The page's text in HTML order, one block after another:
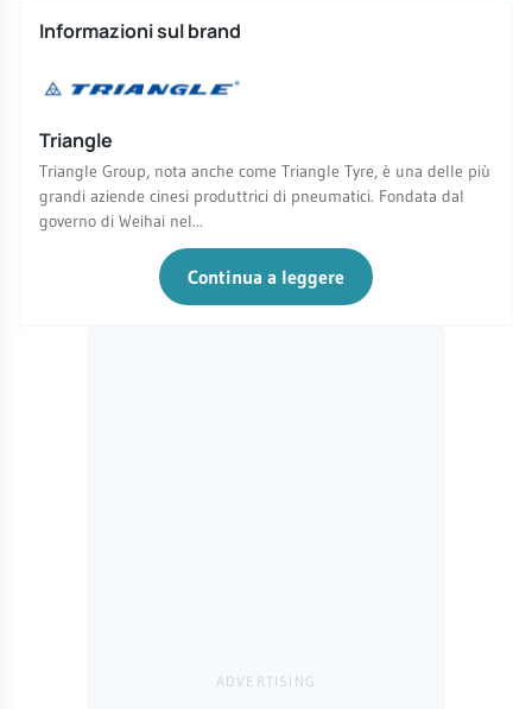
Informazioni sul brand
Triangle
Triangle Group, nota anche come Triangle Tyre, è una delle più
grandi aziende cinesi produttrici di pneumatici. Fondata dal
governo di Weihai nel...
Continua a leggere